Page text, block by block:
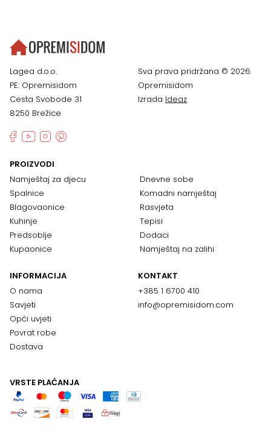
Lagea d.o.o.
PE: Opremisidom
Cesta Svobode 31
8250 Brežice
Sva prava pridržana © 2026
Opremisidom
Izrada Ideaz
PROIZVODI
Namještaj za djecu
Spalnice
Blagovaonice
Kuhinje
Predsoblje
Kupaonice
Dnevne sobe
Komadni namještaj
Rasvjeta
Tepisi
Dodaci
Namještaj na zalihi
INFORMACIJA
O nama
Savjeti
Opći uvjeti
Povrat robe
Dostava
KONTAKT
+385 1 6700 410
info@opremisidom.com
VRSTE PLAĆANJA